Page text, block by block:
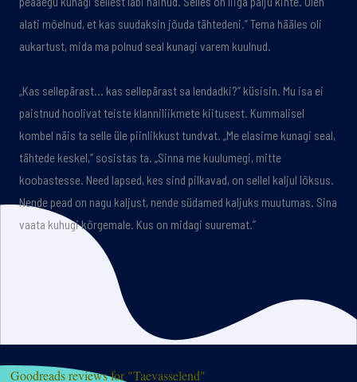
alati mõelnud, et kas suudaksin jõuda tähtedeni.” Tema hääles oli
aukartust, mida ma polnud seal kunagi varem kuulnud.
„Kas sellepärast… kas sellepärast sa lendadki?” küsisin. Mu isa ei
paistnud hoolivat teiste klanniliikmete kiitusest. Kummalisel
kombel näis ta selle üle piinlikkust tundvat. „Me elasime kunagi seal,
tähtede keskel,” sosistas ta. „Sinna me kuulumegi, mitte
koobastesse. Need lapsed, kes sind pilkavad, on sellel kaljul lõksus.
Nende pead on nagu kaljust, nende südamed kaljuks muutumas. Sina
vaata kuhugi kõrgemale. Kus on midagi suuremat.”
Goodreads reviews for "Taevasselend"